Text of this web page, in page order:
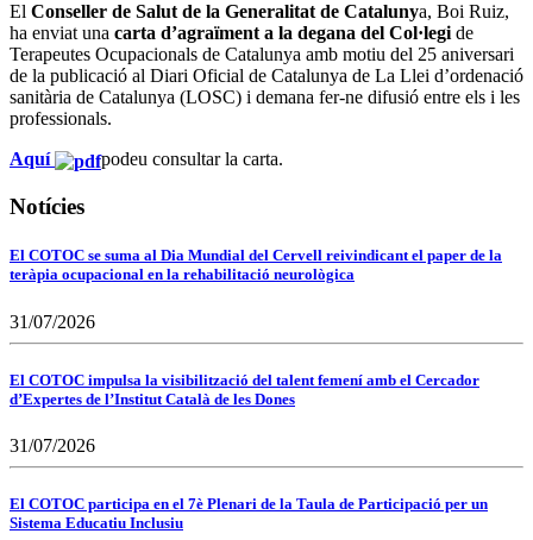
El Conseller de Salut de la Generalitat de Catalunya, Boi Ruiz,
ha enviat una carta d’agraïment a la degana del Col·legi de
Terapeutes Ocupacionals de Catalunya amb motiu del 25 aniversari
de la publicació al Diari Oficial de Catalunya de La Llei d’ordenació
sanitària de Catalunya (LOSC) i demana fer-ne difusió entre els i les
professionals.
Aquí
podeu consultar la carta.
Notícies
El COTOC se suma al Dia Mundial del Cervell reivindicant el paper de la
teràpia ocupacional en la rehabilitació neurològica
31/07/2026
El COTOC impulsa la visibilització del talent femení amb el Cercador
d’Expertes de l’Institut Català de les Dones
31/07/2026
El COTOC participa en el 7è Plenari de la Taula de Participació per un
Sistema Educatiu Inclusiu